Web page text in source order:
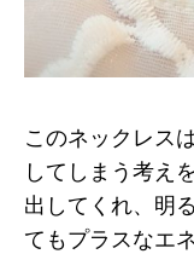
このネックレス
してしまう考え
出してくれ、明
てもプラスなエ